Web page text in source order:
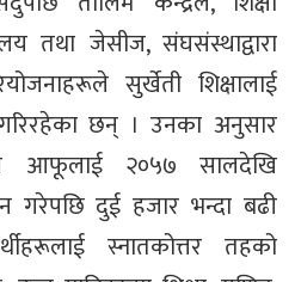
तथा जेसीज, संघसंस्थाद्वारा
सुर्खेती शिक्षालाई
छन् । उनका अनुसार
आफूलाई २०५७ सालदेखि
गरेपछि दुई हजार भन्दा बढी
स्नातकोत्तर तहको